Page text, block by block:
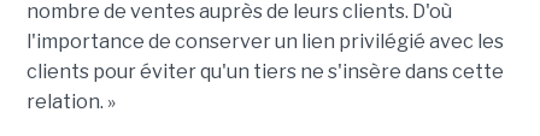
nombre de ventes auprès de leurs clients. D'où
l'importance de conserver un lien privilégié avec les
clients pour éviter qu'un tiers ne s'insère dans cette
relation. »